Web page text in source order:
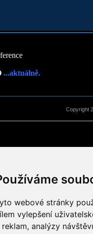
webové stránky
vylepšení
reklam, analýzy
...aktuálně.
Copyright